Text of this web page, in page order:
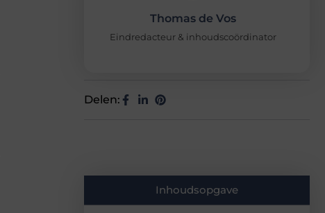
Thomas de Vos
Eindredacteur & inhoudscoördinator
Delen:
Inhoudsopgave